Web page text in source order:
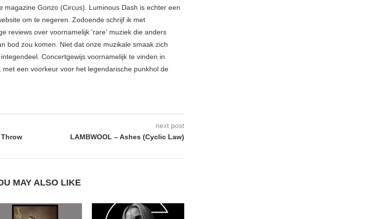
magazine Gonzo (Circus). Luminous Dash is echter een
om te negeren. Zodoende schrijf ik met
reviews over voornamelijk 'rare' muziek die anders
bod zou komen. Niet dat onze muzikale smaak zich
Concertgewijs voornamelijk te vinden in
met een voorkeur voor het legendarische punkhol de
Throw
next post
LAMBWOOL – Ashes (Cyclic Law)
MAY ALSO LIKE